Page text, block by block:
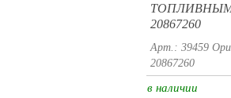
20867260
Арт.: 39459
20867260
в наличии